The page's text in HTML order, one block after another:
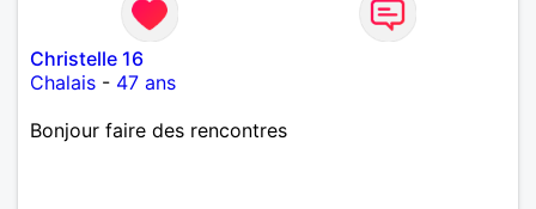
Christelle 16
Chalais - 47 ans
Bonjour faire des rencontres